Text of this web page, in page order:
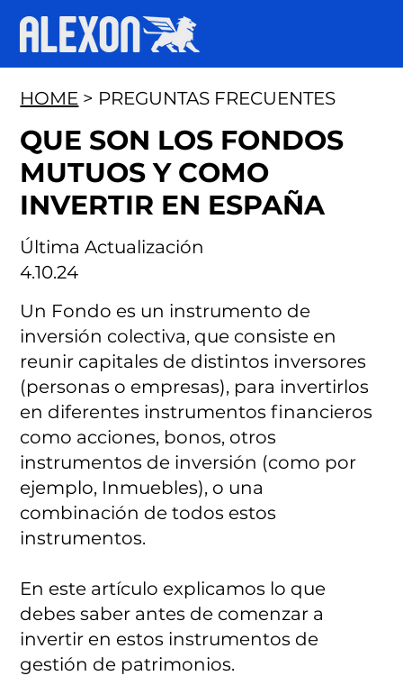
Última Actualización
4.10.24
HOME > PREGUNTAS FRECUENTES
QUE SON LOS FONDOS
MUTUOS Y COMO
INVERTIR EN ESPAÑA
Un Fondo es un instrumento de
inversión colectiva, que consiste en
reunir capitales de distintos inversores
(personas o empresas), para invertirlos
en diferentes instrumentos financieros
como acciones, bonos, otros
instrumentos de inversión (como por
ejemplo, Inmuebles), o una
combinación de todos estos
instrumentos.
En este artículo explicamos lo que
debes saber antes de comenzar a
invertir en estos instrumentos de
gestión de patrimonios.